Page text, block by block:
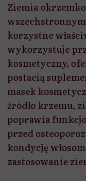
Ziemia
korzystne
wykorzystuje
kosmetyczny,
postacią
masek
źródło krzemu,
poprawia
przed
kondycję
zastosowanie